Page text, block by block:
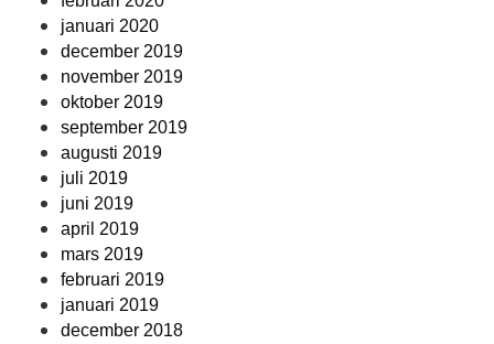
januari 2020
december 2019
november 2019
oktober 2019
september 2019
augusti 2019
juli 2019
juni 2019
april 2019
mars 2019
februari 2019
januari 2019
december 2018